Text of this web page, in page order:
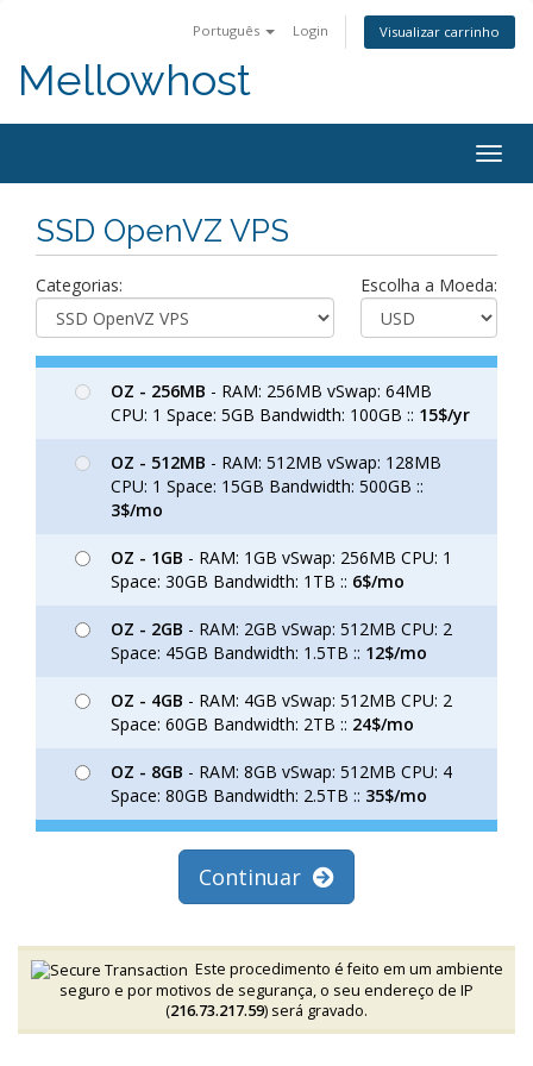
Português Login Visualizar carrinho
Mellowhost
SSD OpenVZ VPS
Categorias: Escolha a Moeda:
OZ - 256MB - RAM: 256MB vSwap: 64MB
CPU: 1 Space: 5GB Bandwidth: 100GB :: 15$/yr
OZ - 512MB - RAM: 512MB vSwap: 128MB
CPU: 1 Space: 15GB Bandwidth: 500GB ::
3$/mo
OZ - 1GB - RAM: 1GB vSwap: 256MB CPU: 1
Space: 30GB Bandwidth: 1TB :: 6$/mo
OZ - 2GB - RAM: 2GB vSwap: 512MB CPU: 2
Space: 45GB Bandwidth: 1.5TB :: 12$/mo
OZ - 4GB - RAM: 4GB vSwap: 512MB CPU: 2
Space: 60GB Bandwidth: 2TB :: 24$/mo
OZ - 8GB - RAM: 8GB vSwap: 512MB CPU: 4
Space: 80GB Bandwidth: 2.5TB :: 35$/mo
Continuar
Este procedimento é feito em um ambiente
seguro e por motivos de segurança, o seu endereço de IP
(216.73.217.59) será gravado.